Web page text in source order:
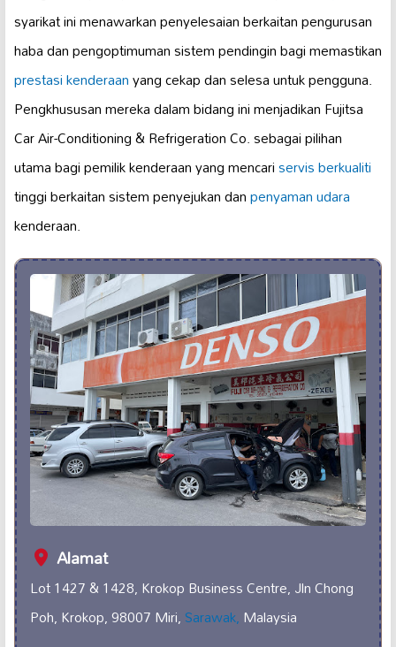
syarikat ini menawarkan penyelesaian berkaitan pengurusan
haba dan pengoptimuman sistem pendingin bagi memastikan
prestasi kenderaanyang cekap dan selesa untuk pengguna.
Pengkhususan mereka dalam bidang ini menjadikan Fujitsa
Car Air-Conditioning & Refrigeration Co. sebagai pilihan
utama bagi pemilik kenderaan yang mencariservis berkualiti
tinggi berkaitan sistem penyejukan danpenyaman udara
kenderaan.
Alamat
Lot 1427 & 1428, Krokop Business Centre, Jln Chong
Poh, Krokop, 98007 Miri,Sarawak,Malaysia